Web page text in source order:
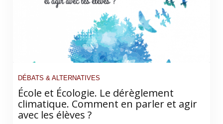
DÉBATS & ALTERNATIVES
École et Écologie. Le dérèglement
climatique. Comment en parler et agir
avec les élèves ?